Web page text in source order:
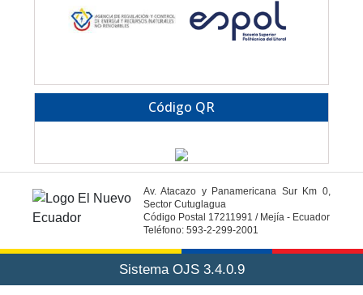
Código QR
Av. Atacazo y Panamericana Sur Km 0,
Sector Cutuglagua
Código Postal 17211991 / Mejía - Ecuador
Teléfono: 593-2-299-2001
Sistema OJS 3.4.0.9